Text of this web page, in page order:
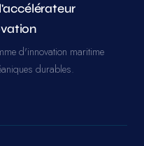
d'innovation maritime
durables.